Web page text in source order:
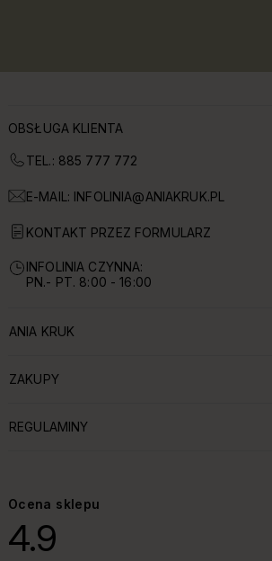
OBSŁUGA KLIENTA
TEL.: 885 777 772
E-MAIL: INFOLINIA@ANIAKRUK.PL
KONTAKT PRZEZ FORMULARZ
INFOLINIA CZYNNA:
PN.- PT. 8:00 - 16:00
ROZWIŃ SEKCJĘ:
ANIA KRUK
ROZWIŃ SEKCJĘ:
ZAKUPY
ROZWIŃ SEKCJĘ:
REGULAMINY
Ocena sklepu
4.9